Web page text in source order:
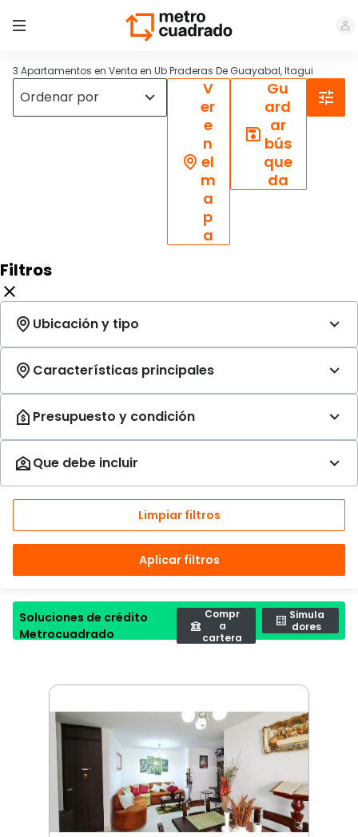
3 Apartamentos en Venta en Ub Praderas De Guayabal, Itagui
V
er
e
n
el
m
a
p
a
Gu
ard
ar
bús
que
da
Filtros
Limpiar filtros
Aplicar filtros
Soluciones de crédito
Metrocuadrado
Compr
a
cartera
Simula
dores